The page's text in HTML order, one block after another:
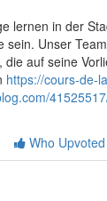
lernen in der
sein. Unser
die auf seine
https://cours-de-
Who Upvoted